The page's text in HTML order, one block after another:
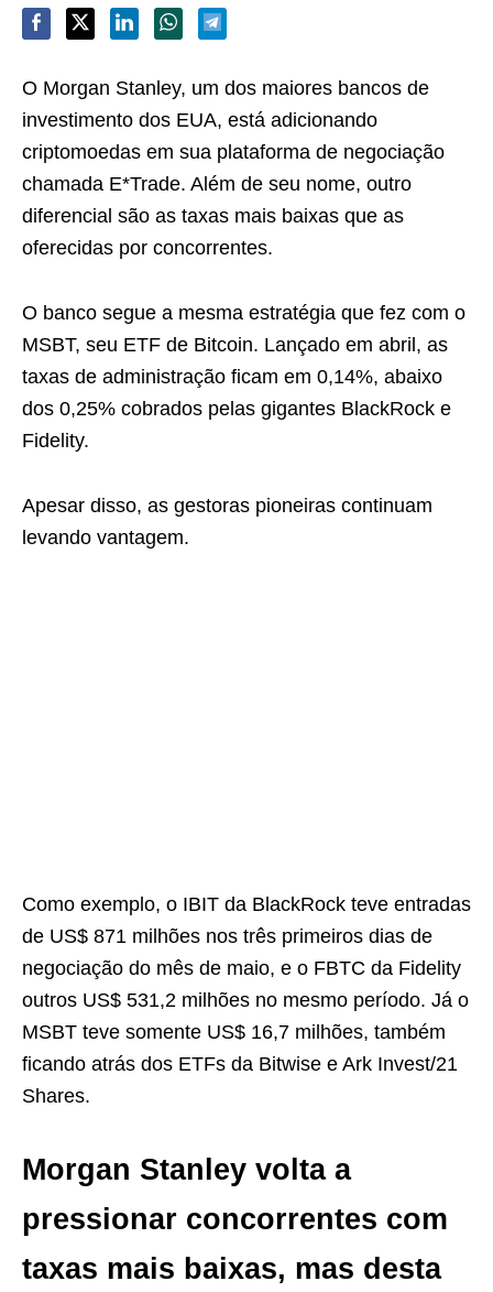
O Morgan Stanley, um dos maiores bancos de
investimento dos EUA, está adicionando
criptomoedas em sua plataforma de negociação
chamada E*Trade. Além de seu nome, outro
diferencial são as taxas mais baixas que as
oferecidas por concorrentes.
O banco segue a mesma estratégia que fez com o
MSBT, seu ETF de Bitcoin. Lançado em abril, as
taxas de administração ficam em 0,14%, abaixo
dos 0,25% cobrados pelas gigantes BlackRock e
Fidelity.
Apesar disso, as gestoras pioneiras continuam
levando vantagem.
Como exemplo, o IBIT da BlackRock teve entradas
de US$ 871 milhões nos três primeiros dias de
negociação do mês de maio, e o FBTC da Fidelity
outros US$ 531,2 milhões no mesmo período. Já o
MSBT teve somente US$ 16,7 milhões, também
ficando atrás dos ETFs da Bitwise e Ark Invest/21
Shares.
Morgan Stanley volta a
pressionar concorrentes com
taxas mais baixas, mas desta